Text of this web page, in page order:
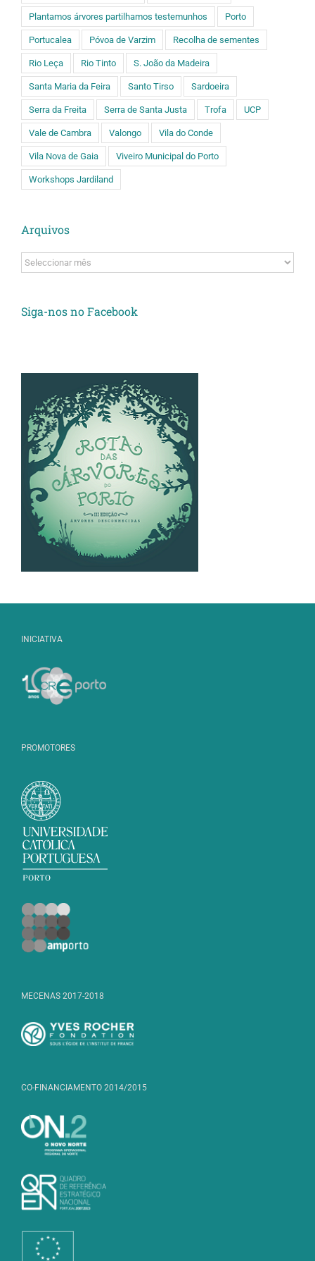
Plantamos árvores partilhamos testemunhos Porto
Portucalea Póvoa de Varzim Recolha de sementes
Rio Leça Rio Tinto S. João da Madeira
Santa Maria da Feira Santo Tirso Sardoeira
Serra da Freita Serra de Santa Justa Trofa UCP
Vale de Cambra Valongo Vila do Conde
Vila Nova de Gaia Viveiro Municipal do Porto
Workshops Jardiland
Arquivos
Arquivos
Siga-nos no Facebook
INICIATIVA
PROMOTORES
MECENAS 2017-2018
CO-FINANCIAMENTO 2014/2015